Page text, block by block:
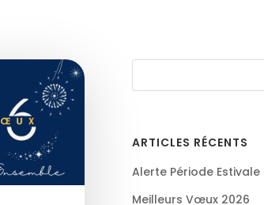
ARTICLES RÉCENTS
Alerte Période Estivale
Meilleurs Vœux 2026